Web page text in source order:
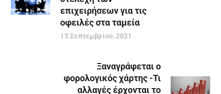
επιχειρήσεων για τις
οφειλές στα ταμεία
15 Σεπτεμβρίου, 2021
Ξαναγράφεται ο
φορολογικός χάρτης -Τι
αλλαγές έρχονται το